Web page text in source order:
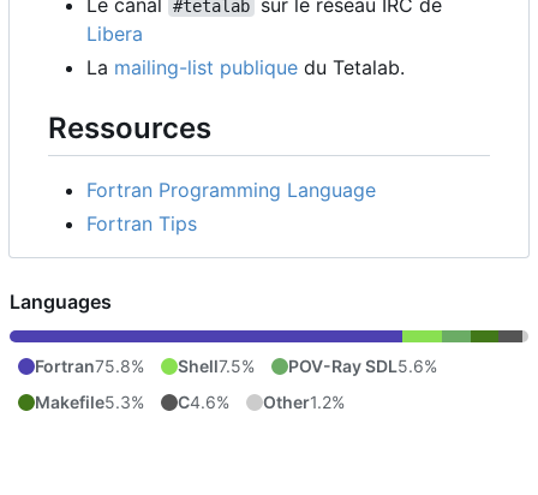
#tetalab
Libera
La mailing-list publique du Tetalab.
Ressources
Fortran Programming Language
Fortran Tips
Languages
Fortran75.8% Shell7.5% POV-Ray SDL5.6%
Makefile5.3% C4.6% Other1.2%